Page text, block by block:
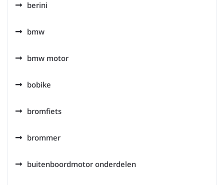
berini
bmw
bmw motor
bobike
bromfiets
brommer
buitenboordmotor onderdelen